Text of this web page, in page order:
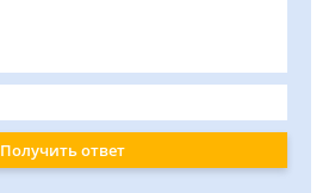
Получить ответ